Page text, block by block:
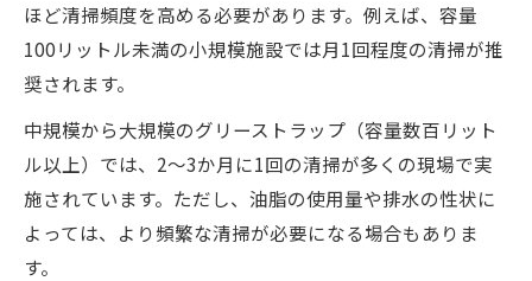
ほど清掃頻度を高める必要があります。例えば、容量
100リットル未満の小規模施設では月1回程度の清掃が推
奨されます。
中規模から大規模のグリーストラップ（容量数百リット
ル以上）では、2〜3か月に1回の清掃が多くの現場で実
施されています。ただし、油脂の使用量や排水の性状に
よっては、より頻繁な清掃が必要になる場合もありま
す。